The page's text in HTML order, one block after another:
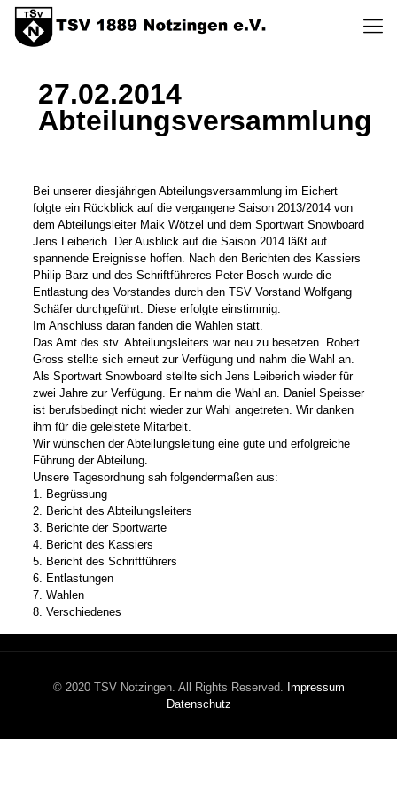
27.02.2014
Abteilungsversammlung
Bei unserer diesjährigen Abteilungsversammlung im Eichert
folgte ein Rückblick auf die vergangene Saison 2013/2014 von
dem Abteilungsleiter Maik Wötzel und dem Sportwart Snowboard
Jens Leiberich. Der Ausblick auf die Saison 2014 läßt auf
spannende Ereignisse hoffen. Nach den Berichten des Kassiers
Philip Barz und des Schriftführeres Peter Bosch wurde die
Entlastung des Vorstandes durch den TSV Vorstand Wolfgang
Schäfer durchgeführt. Diese erfolgte einstimmig.
Im Anschluss daran fanden die Wahlen statt.
Das Amt des stv. Abteilungsleiters war neu zu besetzen. Robert
Gross stellte sich erneut zur Verfügung und nahm die Wahl an.
Als Sportwart Snowboard stellte sich Jens Leiberich wieder für
zwei Jahre zur Verfügung. Er nahm die Wahl an. Daniel Speisser
ist berufsbedingt nicht wieder zur Wahl angetreten. Wir danken
ihm für die geleistete Mitarbeit.
Wir wünschen der Abteilungsleitung eine gute und erfolgreiche
Führung der Abteilung.
Unsere Tagesordnung sah folgendermaßen aus:
1. Begrüssung
2. Bericht des Abteilungsleiters
3. Berichte der Sportwarte
4. Bericht des Kassiers
5. Bericht des Schriftführers
6. Entlastungen
7. Wahlen
8. Verschiedenes
© 2020 TSV Notzingen. All Rights Reserved. Impressum
Datenschutz